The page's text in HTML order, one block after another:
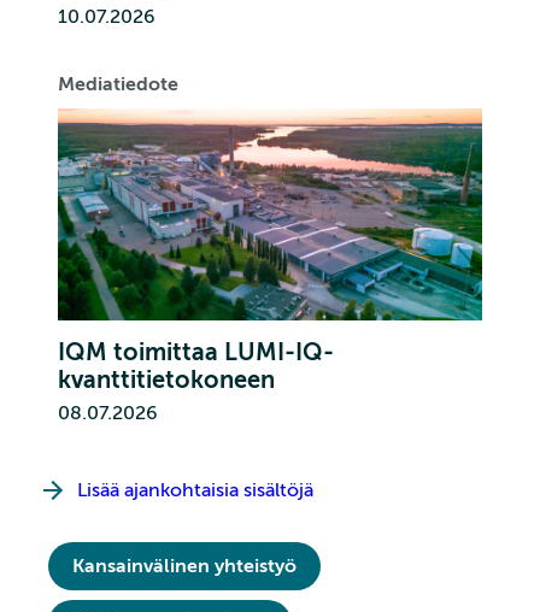
10.07.2026
Mediatiedote
IQM toimittaa LUMI-IQ-
kvanttitietokoneen
08.07.2026
Lisää ajankohtaisia sisältöjä
Kansainvälinen yhteistyö